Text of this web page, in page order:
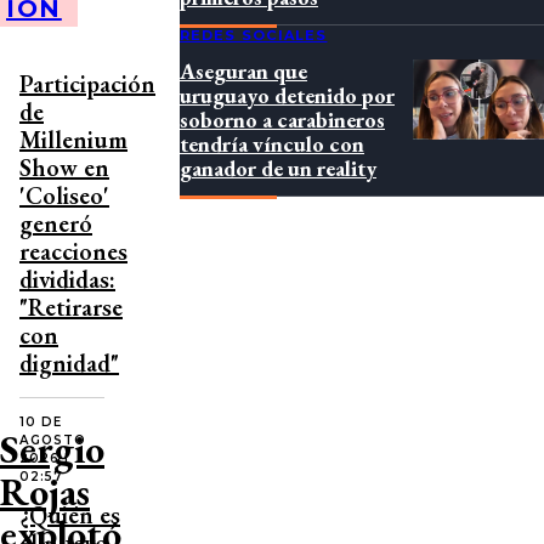
IÓN
Sergio
Rojas
Participación
de
Millenium
Show en
'Coliseo'
generó
reacciones
divididas:
"Retirarse
con
dignidad"
10 DE
AGOSTO
2026 |
02:57
¿Quién es
REDES SOCIALES
Aseguran que
uruguayo detenido por
soborno a carabineros
tendría vínculo con
ganador de un reality